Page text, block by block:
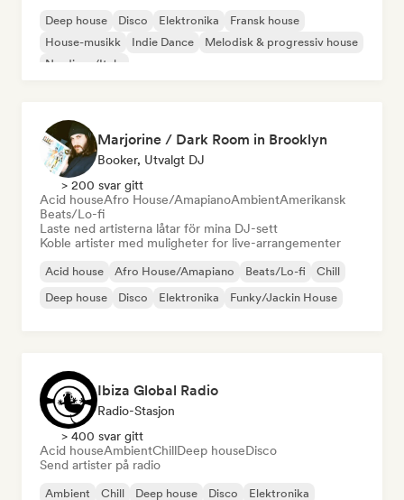
Deep house Disco Elektronika
Fransk house
House-musikk
Indie Dance
Melodisk & progressiv house
Nu-disco/Italo
Marjorine / Dark Room in Brooklyn
Booker, Utvalgt DJ
> 200 svar gitt
Acid houseAfro House/AmapianoAmbientAmerikansk
Beats/Lo-fi
Laste ned artisterna låtar för mina DJ-sett
Koble artister med muligheter for live-arrangementer
Acid house Afro House/Amapiano Beats/Lo-fi
Chill
Deep house
Disco Elektronika Funky/Jackin House
Ibiza Global Radio
Radio-Stasjon
> 400 svar gitt
Acid houseAmbientChillDeep houseDisco
Send artister på radio
Ambient Chill Deep house Disco Elektronika